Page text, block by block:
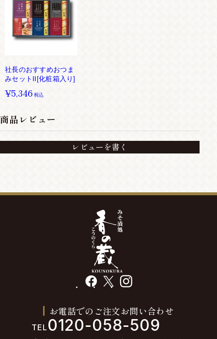
社長のおすすめおつま
みセットII[化粧箱入り]
¥5,346 税込
商品レビュー
レビューを書く
facebook instagram
お電話でのご注文お問い合わせ
TEL 0120-058-509